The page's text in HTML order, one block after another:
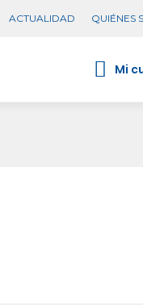
ACTUALIDAD QUIÉNES
Mi